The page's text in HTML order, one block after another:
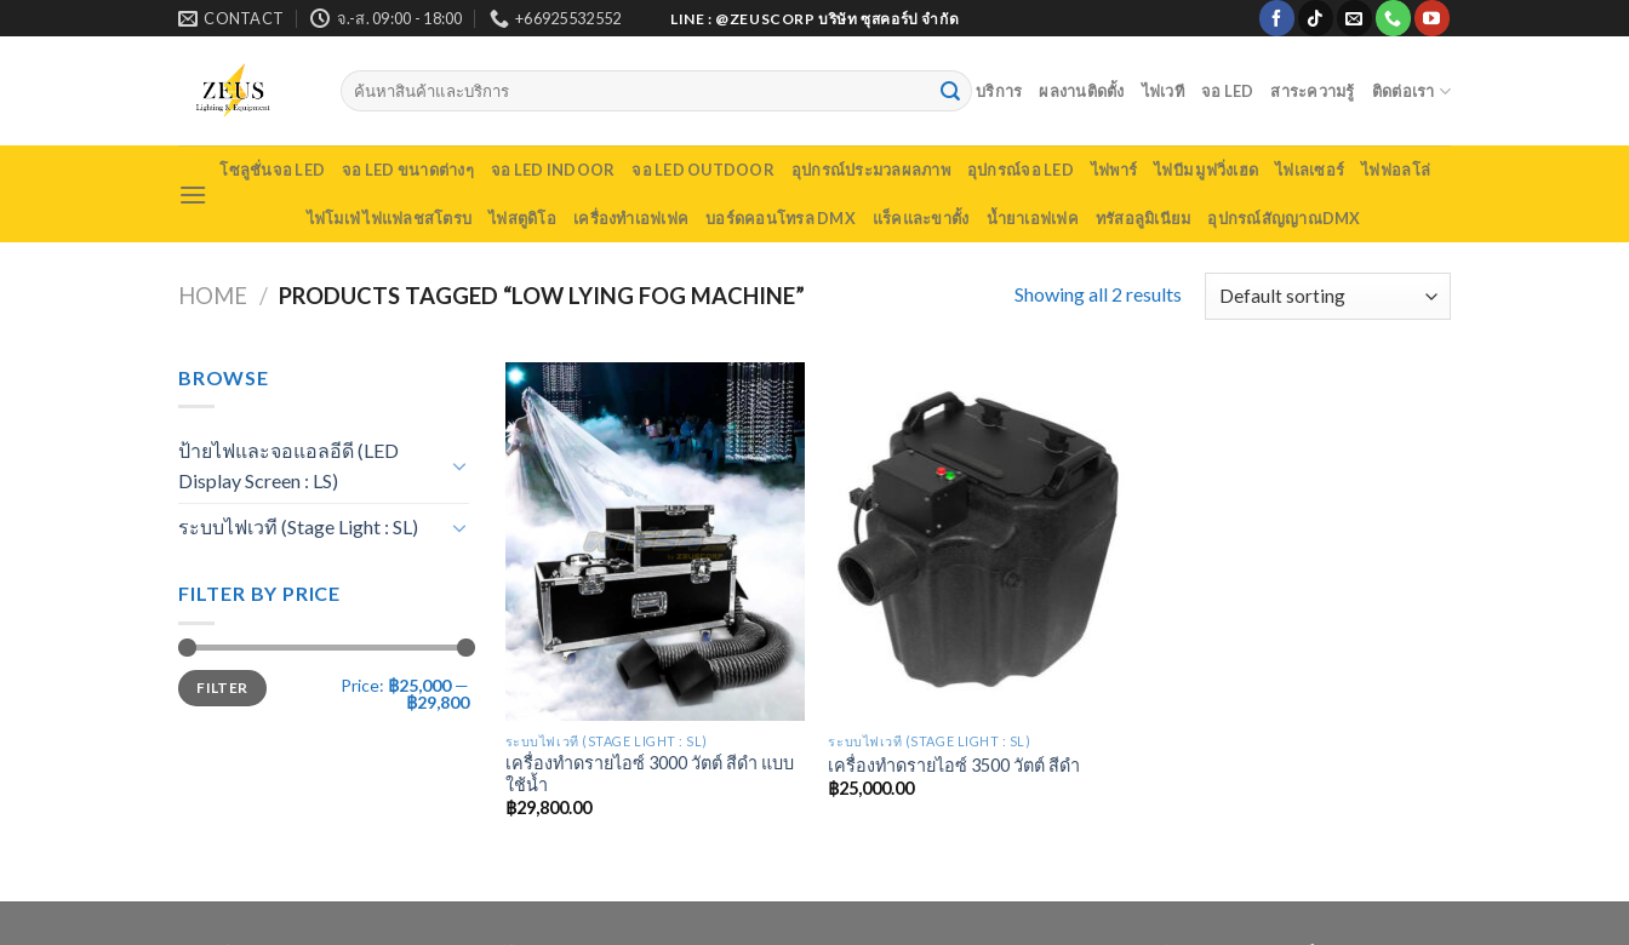
to
CONTACT จ.-ส. 09:00 - 18:00 +66925532552 LINE : @ZEUSCORP บริษัท ซุสคอร์ป จำกัด
Search
for:
บริการ ผลงานติดตั้ง ไฟเวที จอ LED สาระความรู้ ติดต่อเรา
โซลูชั่นจอ LED จอ LED ขนาดต่างๆ จอ LED INDOOR จอ LED OUTDOOR อุปกรณ์ประมวลผลภาพ อุปกรณ์จอ LED ไฟพาร์ ไฟบีม มูฟวิ่งเฮด ไฟเลเซอร์ ไฟฟอลโล่
ไฟโมเฟ่ ไฟแฟลชสโตรบ ไฟสตูดิโอ เครื่องทำเอฟเฟค บอร์ดคอนโทรล DMX แร็คและขาตั้ง น้ำยาเอฟเฟค ทรัสอลูมิเนียม อุปกรณ์สัญญาณDMX
HOME / PRODUCTS TAGGED “LOW LYING FOG MACHINE” Showing all 2 results
BROWSE
ป้ายไฟและจอแอลอีดี (LED
Display Screen : LS)
ระบบไฟเวที (Stage Light : SL)
FILTER BY PRICE
FILTER Price: ฿25,000—
฿29,800
ระบบไฟเวที (STAGE LIGHT : SL)
เครื่องทำดรายไอซ์ 3000 วัตต์ สีดำ แบบ
ใช้น้ำ
฿29,800.00
ระบบไฟเวที (STAGE LIGHT : SL)
เครื่องทำดรายไอซ์ 3500 วัตต์ สีดำ
฿25,000.00